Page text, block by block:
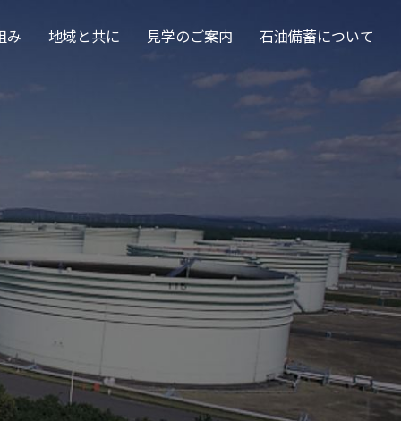
み 地域と共に 見学のご案内 石油備蓄について